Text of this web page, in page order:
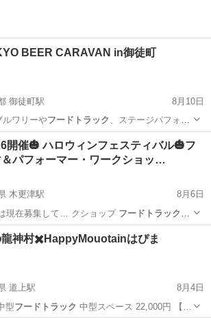
BEER CARAVAN in御徒町
御徒町駅
8月10日
ワリーやフードトラック 、ステージパフォー
徒町駅 その他 TOKYO
開催🎃 ハロウィンフェスティバル🎃フ
＆パフォーマー・ワークショッ…
木更津駅
8月6日
現在募集して… クショップ フードトラック 🍔
木更津駅 パフォーマー
龍神村✖️HappyMouotainはぴま
道上駅
8月4日
型フードトラック 中型スペース 22,000円 【…